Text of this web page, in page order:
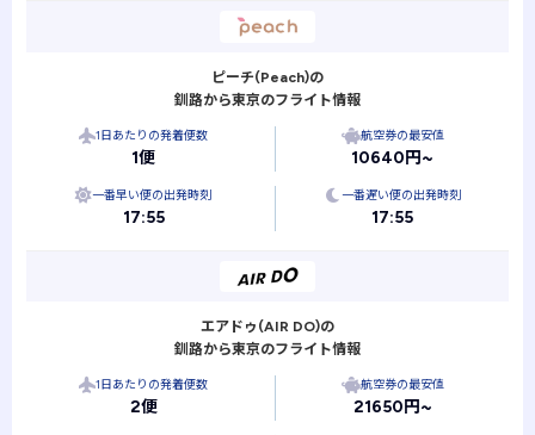
ピーチ(Peach)の
釧路から東京のフライト情報
1日あたりの発着便数
1便
航空券の最安値
10640円~
一番早い便の出発時刻
17:55
一番遅い便の出発時刻
17:55
エアドゥ(AIR DO)の
釧路から東京のフライト情報
1日あたりの発着便数
2便
航空券の最安値
21650円~